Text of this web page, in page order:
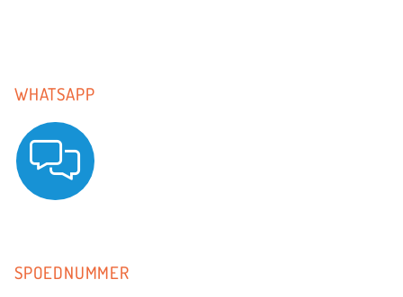
WHATSAPP
SPOEDNUMMER